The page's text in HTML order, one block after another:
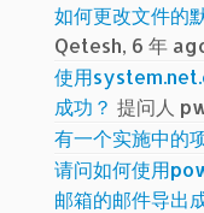
如何更改文件的
Qetesh, 6 年
使用
成功？ 提问人
有一个实施中的
请问如何使用
邮箱的邮件导出